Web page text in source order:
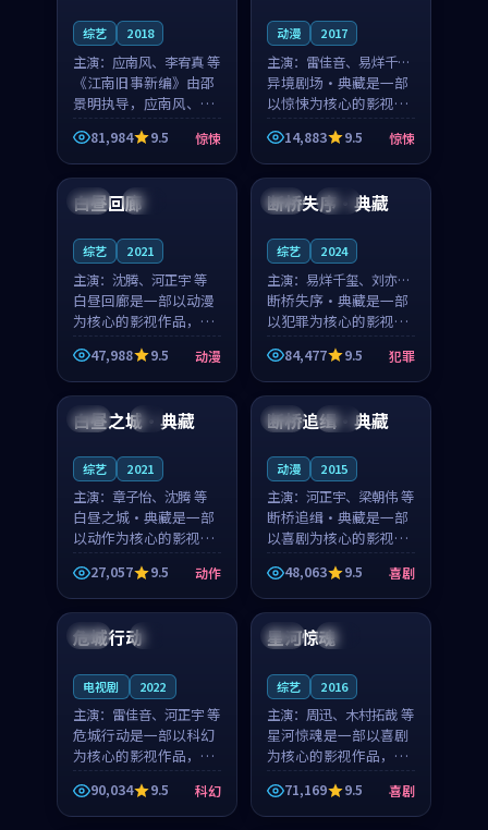
综艺 2018
主演： 应南风、李宥真 等
《江南旧事新编》由邵
景明执导，应南风、李
宥真领衔主演，是一部
2018年上映的日本惊悚
综艺。影片以邻里温情
为切入，呈现一段从初
遇到告别都浸着真实
81,984 9.5 惊悚
动漫 2017
主演： 雷佳音、易烊千玺
等
异境剧场·典藏是一部
以惊悚为核心的影视作
品，围绕危机、反转与
人物成长展开，整体节
奏紧凑，值得推荐观
14,883 9.5 惊悚
英国 独播
白昼回廊
综艺 2021
主演： 沈腾、河正宇 等
白昼回廊是一部以动漫
为核心的影视作品，围
绕危机、反转与人物成
长展开，整体节奏紧
凑，值得推荐观看。
47,988 9.5 动漫
英国 完结
断桥失序·典藏
综艺 2024
主演： 易烊千玺、刘亦菲
等
断桥失序·典藏是一部
以犯罪为核心的影视作
品，围绕危机、反转与
人物成长展开，整体节
奏紧凑，值得推荐观
84,477 9.5 犯罪
泰国 4K
白昼之城·典藏
综艺 2021
主演： 章子怡、沈腾 等
白昼之城·典藏是一部
以动作为核心的影视作
品，围绕危机、反转与
人物成长展开，整体节
奏紧凑，值得推荐观
看。
27,057 9.5 动作
美国 杜比
断桥追缉·典藏
动漫 2015
主演： 河正宇、梁朝伟 等
断桥追缉·典藏是一部
以喜剧为核心的影视作
品，围绕危机、反转与
人物成长展开，整体节
奏紧凑，值得推荐观
看。
48,063 9.5 喜剧
英国 4K
危城行动
电视剧 2022
主演： 雷佳音、河正宇 等
危城行动是一部以科幻
为核心的影视作品，围
绕危机、反转与人物成
长展开，整体节奏紧
凑，值得推荐观看。
90,034 9.5 科幻
日本 完结
星河惊魂
综艺 2016
主演： 周迅、木村拓哉 等
星河惊魂是一部以喜剧
为核心的影视作品，围
绕危机、反转与人物成
长展开，整体节奏紧
凑，值得推荐观看。
71,169 9.5 喜剧